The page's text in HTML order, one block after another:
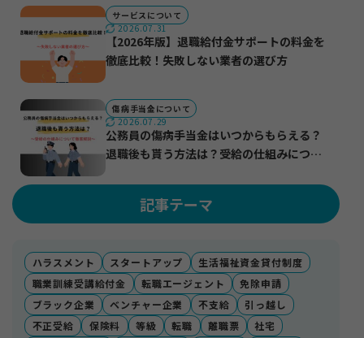
サービスについて
2026.07.31
【2026年版】退職給付金サポートの料金を
徹底比較！失敗しない業者の選び方
傷病手当金について
2026.07.29
公務員の傷病手当金はいつからもらえる？
退職後も貰う方法は？受給の仕組みについ
記事テーマ
ハラスメント スタートアップ
生活福祉資金貸付制度
職業訓練受講給付金
転職エージェント
免除申請
ブラック企業
ベンチャー企業 不支給
引っ越し
不正受給
保険料 等級 転職 離職票
社宅